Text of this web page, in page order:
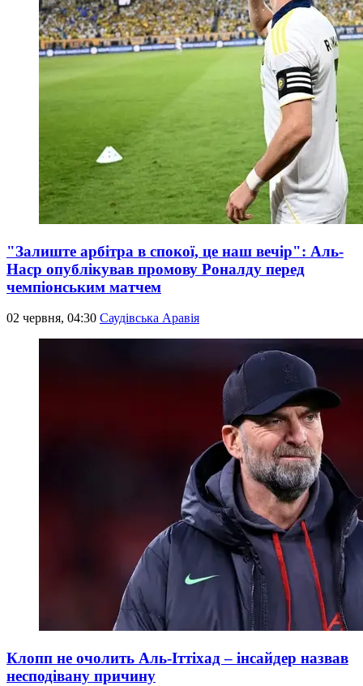
"Залиште арбітра в спокої, це наш вечір": Аль-
Наср опублікував промову Роналду перед
чемпіонським матчем
02 червня, 04:30 Саудівська Аравія
Клопп не очолить Аль-Іттіхад – інсайдер назвав
несподівану причину